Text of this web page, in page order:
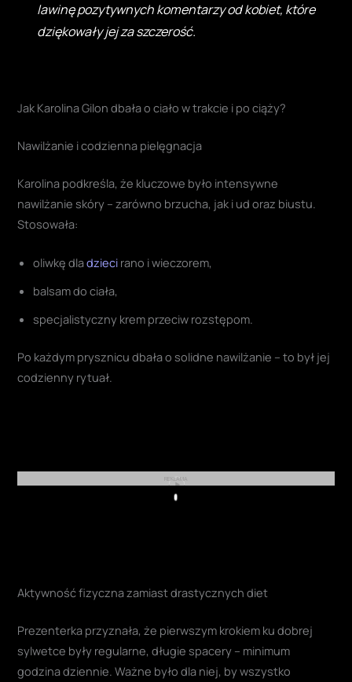
lawinę pozytywnych komentarzy od kobiet, które
dziękowały jej za szczerość.
Jak Karolina Gilon dbała o ciało w trakcie i po ciąży?
Nawilżanie i codzienna pielęgnacja
Karolina podkreśla, że kluczowe było intensywne
nawilżanie skóry – zarówno brzucha, jak i ud oraz biustu.
Stosowała:
oliwkę dladzieci rano i wieczorem,
balsam do ciała,
specjalistyczny krem przeciw rozstępom.
Po każdym prysznicu dbała o solidne nawilżanie – to był jej
codzienny rytuał.
REKLAMA
Play
Aktywność fizyczna zamiast drastycznych diet
Prezenterka przyznała, że pierwszym krokiem ku dobrej
sylwetce były regularne, długie spacery – minimum
godzina dziennie. Ważne było dla niej, by wszystko